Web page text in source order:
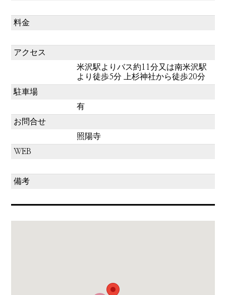
料金
アクセス
米沢駅よりバス約11分又は南米沢駅
より徒歩5分 上杉神社から徒歩20分
駐車場
有
お問合せ
照陽寺
WEB
備考